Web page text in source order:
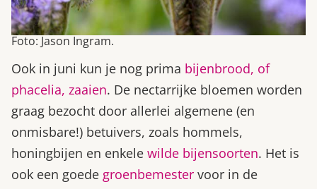
Foto: Jason Ingram.
Ook in juni kun je nog prima bijenbrood, of
phacelia, zaaien. De nectarrijke bloemen worden
graag bezocht door allerlei algemene (en
onmisbare!) betuivers, zoals hommels,
honingbijen en enkele wilde bijensoorten. Het is
ook een goede groenbemester voor in de